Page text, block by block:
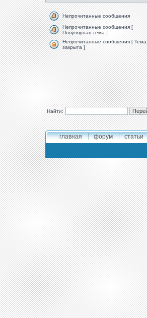
Непрочитанные сообщения
Непрочитанные сообщения [
Популярная тема ]
Непрочитанные сообщения [ Тема
закрыта ]
Найти:
главная форум статьи